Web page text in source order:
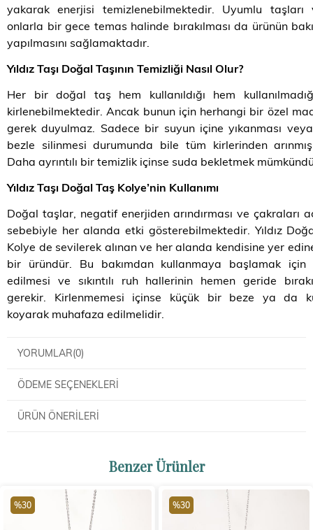
yakarak enerjisi temizlenebilmektedir. Uyumlu taşları
onlarla bir gece temas halinde bırakılması da ürünün
yapılmasını sağlamaktadır.
Yıldız Taşı Doğal Taşının Temizliği Nasıl Olur?
Her bir doğal taş hem kullanıldığı hem
kirlenebilmektedir. Ancak bunun için herhangi bir özel
gerek duyulmaz. Sadece bir suyun içine yıkanması
bezle silinmesi durumunda bile tüm kirlerinden
Daha ayrıntılı bir temizlik içinse suda bekletmek
Yıldız Taşı Doğal Taş Kolye’nin Kullanımı
Doğal taşlar, negatif enerjiden arındırması ve çakraları
sebebiyle her alanda etki gösterebilmektedir. Yıldız
Kolye de sevilerek alınan ve her alanda kendisine yer
bir üründür. Bu bakımdan kullanmaya başlamak için
edilmesi ve sıkıntılı ruh hallerinin hemen geride
gerekir. Kirlenmemesi içinse küçük bir beze ya da
koyarak muhafaza edilmelidir.
YORUMLAR(0)
ÖDEME SEÇENEKLERI
ÜRÜN ÖNERILERI
Benzer Ürünler
%30 %30